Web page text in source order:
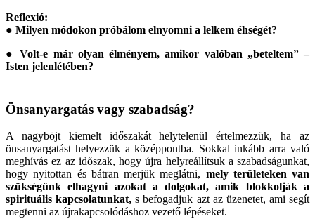
Reflexió:
● Milyen módokon próbálom elnyomni a lelkem éhségét?
● Volt-e már olyan élményem, amikor valóban „beteltem” –
Isten jelenlétében?
Önsanyargatás vagy szabadság?
A nagyböjt kiemelt időszakát helytelenül értelmezzük, ha az
önsanyargatást helyezzük a középpontba. Sokkal inkább arra való
meghívás ez az időszak, hogy újra helyreállítsuk a szabadságunkat,
hogy nyitottan és bátran merjük meglátni, mely területeken van
szükségünk elhagyni azokat a dolgokat, amik blokkolják a
spirituális kapcsolatunkat,s befogadjuk azt az üzenetet, ami segít
megtenni az újrakapcsolódáshoz vezető lépéseket.